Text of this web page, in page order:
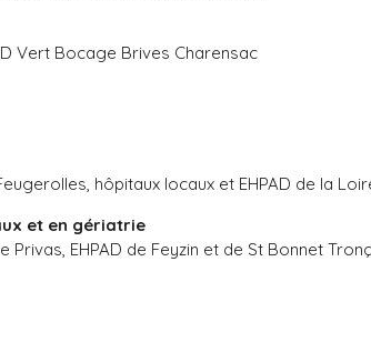
Vert Bocage Brives Charensac
hôpitaux locaux et EHPAD de la
et en gériatrie
EHPAD de Feyzin et de St Bonnet